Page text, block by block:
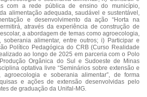
com a rede pública de ensino do município,
alimentação adequada, saudável e sustentável,
e desenvolvimento da ação “Horta na
através da experiência de construção de
a abordagem de temas como agroecologia,
soberania alimentar, entre outros; i) Participar e
Político Pedagógica do CRB (Curso Realidade
ao longo de 2025 em parceria com o Polo
Orgânica do Sul e Sudoeste de Minas
optativa livre “Seminários sobre extensão e
agroecologia e soberania alimentar”, de forma
e ações de extensão desenvolvidas pelo
de graduação da Unifal-MG.